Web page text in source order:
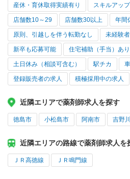
産休・育休取得実績有り スキルアップ
店舗数10～29 店舗数30以上 年間
原則、引越しを伴う転勤なし 未経験
新卒も応募可能 住宅補助（手当）あり
土日休み（相談可含む） 駅チカ
登録販売者の求人 積極採用中の求人
近隣エリアで薬剤師求人を探す
徳島市 小松島市 阿南市 吉野
近隣エリアの路線で薬剤師求人を
ＪＲ高徳線 ＪＲ鳴門線